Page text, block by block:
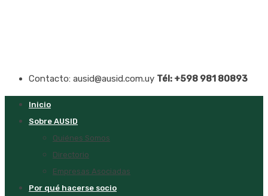
Contacto: ausid@ausid.com.uy Tél: +598 981 80893
Inicio
Sobre AUSID
Quiénes Somos
Directorio
Empresas Asociadas
Por qué hacerse socio